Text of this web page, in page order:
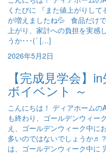
くたびに 『また値上がりして
が増えましたね💦 食品だけ
上がり、家計への負担を実感
うか･･･(´ […]
2026年5月2日
【完成見学会】
ボイベント ～
こんにちは！ ディアホームの
も終わり、ゴールデンウィー
え、ゴールデンウィーク中に
多いのではないでしょうか♬
は、ゴールデンウィーク中に